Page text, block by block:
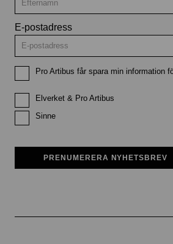
E-postadress
Pro Artibus får spara min information
Elverket & Pro Artibus
Sinne
PRENUMERERA NYHETSBREV